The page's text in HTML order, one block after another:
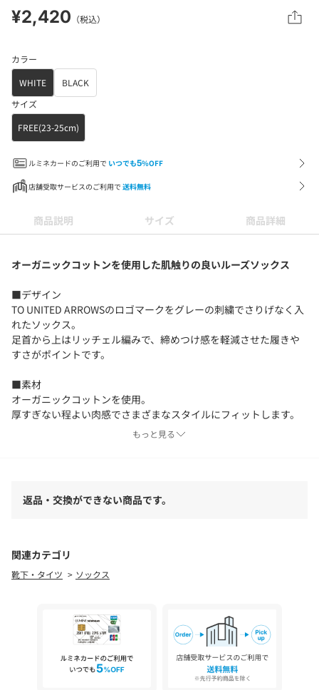
¥2,420 （税込）
カラー
WHITE
BLACK
サイズ
FREE(23-25cm)
ルミネカードのご利用で いつでも5%OFF
店舗受取サービスのご利用で 送料無料
商品説明 サイズ 商品詳細
オーガニックコットンを使用した肌触りの良いルーズソックス
■デザイン
TO UNITED ARROWSのロゴマークをグレーの刺繍でさりげなく入
れたソックス。
足首から上はリッチェル編みで、締めつけ感を軽減させた履きや
すさがポイントです。
■素材
オーガニックコットンを使用。
厚すぎない程よい肉感でさまざまなスタイルにフィットします。
す。
TO - “～と" 心と身体、環境と人、様々なものを繋ぐ。
TO - 目標へ向かい、必ず到達すること。
気持ちと身体を軽くする、セカンドスキンのようなヨガウェア。
ル・ファッション。
TO BE BETTER. よりよい世界へむかい、
TO BE MYSELF. ありのままの自分へ向かう。
もっと見る
返品・交換ができない商品です。
関連カテゴリ
靴下・タイツ ソックス